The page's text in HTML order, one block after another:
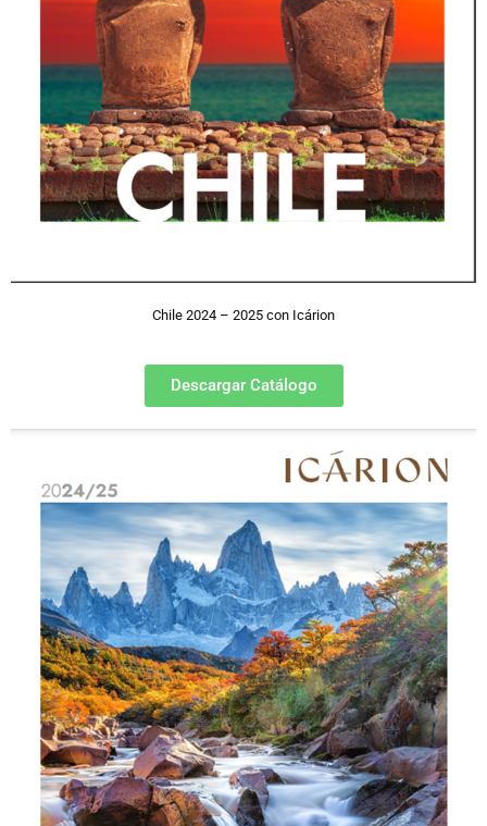
Chile 2024 – 2025 con Icárion
Descargar Catálogo